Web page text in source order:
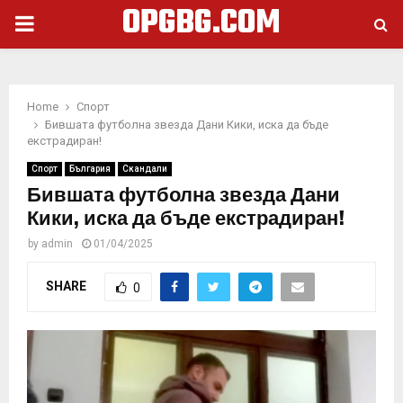
PRIMARY
OPGBG.COM
Home
Спорт
Бившата футболна звезда Дани Кики, иска да бъде
екстрадиран!
Спорт България Скандали
Бившата футболна звезда Дани
Кики, иска да бъде екстрадиран!
by admin 01/04/2025
SHARE 0